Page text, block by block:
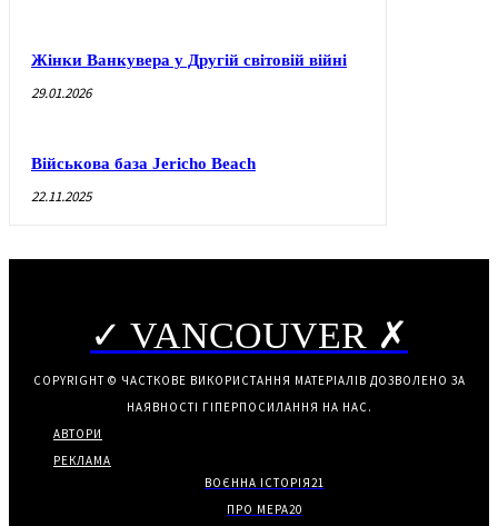
Жінки Ванкувера у Другій світовій війні
29.01.2026
Військова база Jericho Beach
22.11.2025
✓ VANCOUVER ✗
COPYRIGHT © ЧАСТКОВЕ ВИКОРИСТАННЯ МАТЕРІАЛІВ ДОЗВОЛЕНО ЗА
НАЯВНОСТІ ГІПЕРПОСИЛАННЯ НА НАС.
АВТОРИ
РЕКЛАМА
ВОЄННА ІСТОРІЯ21
ПРО МЕРА20